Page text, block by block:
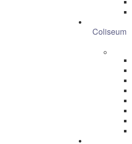
Coliseum